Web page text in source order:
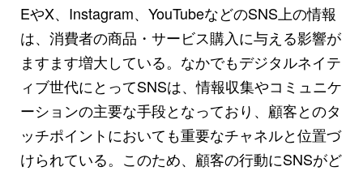
EやX、Instagram、YouTubeなどのSNS上の情報
は、消費者の商品・サービス購入に与える影響が
ますます増大している。なかでもデジタルネイテ
ィブ世代にとってSNSは、情報収集やコミュニケ
ーションの主要な手段となっており、顧客とのタ
ッチポイントにおいても重要なチャネルと位置づ
けられている。このため、顧客の行動にSNSがど